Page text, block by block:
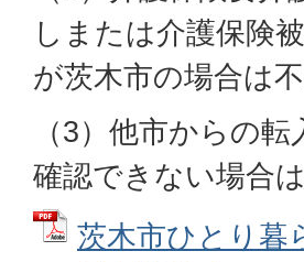
しまたは介護保険
が茨木市の場合は不
（3）他市からの
確認できない場合
茨木市ひとり暮